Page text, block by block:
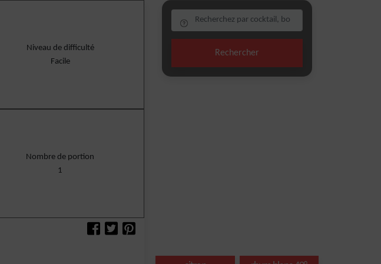
Niveau de difficulté
Facile
Nombre de portion
1
Rechercher